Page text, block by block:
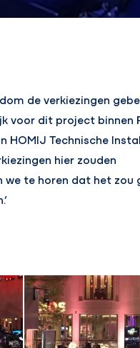
de verkiezingen
voor dit project binnen
HOMIJ Technische
hier zouden
we te horen dat het zou